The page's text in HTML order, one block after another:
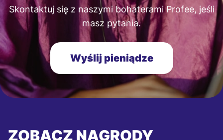
Skontaktuj się z naszymi bohaterami Profee, jeśli
masz pytania.
Wyślij pieniądze
ZOBACZ NAGRODY